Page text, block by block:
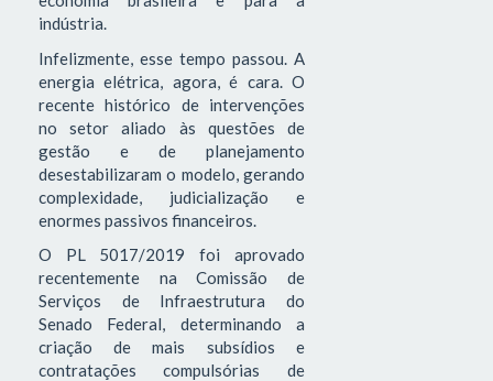
indústria.
Infelizmente, esse tempo passou. A
energia elétrica, agora, é cara. O
recente histórico de intervenções
no setor aliado às questões de
gestão e de planejamento
desestabilizaram o modelo, gerando
complexidade, judicialização e
enormes passivos financeiros.
O PL 5017/2019 foi aprovado
recentemente na Comissão de
Serviços de Infraestrutura do
Senado Federal, determinando a
criação de mais subsídios e
contratações compulsórias de